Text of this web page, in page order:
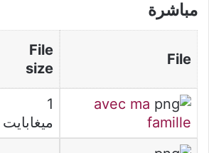
مباشرة
File
File
size
avec ma
famille
1
ميغابايت